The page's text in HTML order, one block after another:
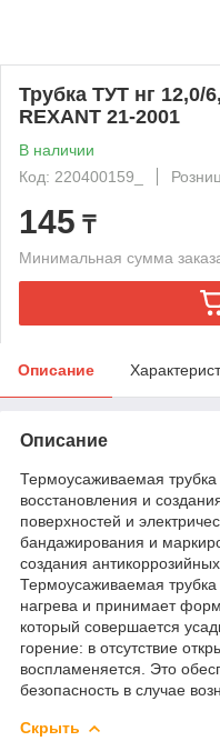
Трубка ТУТ нг 12,0/
REXANT 21-2001
В наличии
Код: 220400159_
145 ₸
Минимальная сумма
Описание
Описание
Термоусаживаемая
восстановления и
поверхностей и
бандажирования и
создания
Термоусаживаемая
нагрева и принимает
который совершается
горение: в отсутствие
воспламеняется. Это
безопасность в случае
Скрыть